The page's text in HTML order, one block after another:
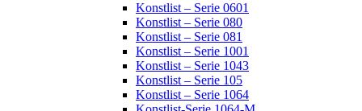
Konstlist – Serie 0601
Konstlist – Serie 080
Konstlist – Serie 081
Konstlist – Serie 1001
Konstlist – Serie 1043
Konstlist – Serie 105
Konstlist – Serie 1064